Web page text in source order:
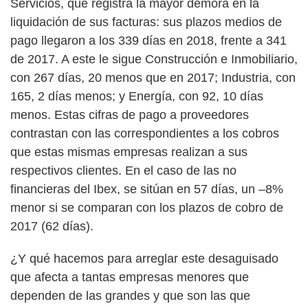
Servicios, que registra la mayor demora en la
liquidación de sus facturas: sus plazos medios de
pago llegaron a los 339 días en 2018, frente a 341
de 2017. A este le sigue Construcción e Inmobiliario,
con 267 días, 20 menos que en 2017; Industria, con
165, 2 días menos; y Energía, con 92, 10 días
menos. Estas cifras de pago a proveedores
contrastan con las correspondientes a los cobros
que estas mismas empresas realizan a sus
respectivos clientes. En el caso de las no
financieras del Ibex, se sitúan en 57 días, un –8%
menor si se comparan con los plazos de cobro de
2017 (62 días).
¿Y qué hacemos para arreglar este desaguisado
que afecta a tantas empresas menores que
dependen de las grandes y que son las que